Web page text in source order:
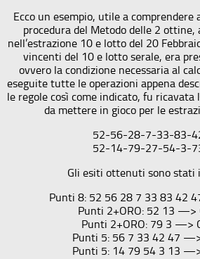
Ecco un esempio, utile a
procedura del Metodo delle 2 ottine,
nell’estrazione 10 e lotto del 20
vincenti del 10 e lotto serale, era
ovvero la condizione necessaria al
eseguite tutte le operazioni appena
le regole così come indicato, fu ricavata
da mettere in gioco per le
52-56-28-7-33-83-
52-14-79-27-54-3-
Gli esiti ottenuti sono stati
Punti 8: 52 56 28 7 33 83 42
Punti 2+ORO: 52 13 —>
Punti 2+ORO: 79 3 —>
Punti 5: 56 7 33 42 47
Punti 5: 14 79 54 3 13